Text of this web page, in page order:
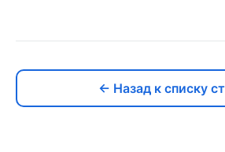
← Назад к списку